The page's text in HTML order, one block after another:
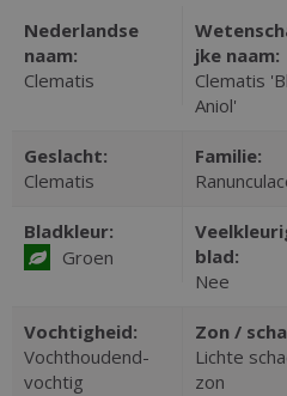
Nederlandse
naam:
Clematis
jke naam:
Clematis
Aniol'
Geslacht:
Clematis
Familie:
Bladkleur:
Groen
blad:
Nee
Vochtigheid:
Vochthoudend-
vochtig
Zon /
Lichte
zon